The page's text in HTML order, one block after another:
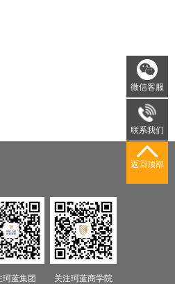
关注珂蓝商学院
珂蓝集团
微信客服
联系我们
返回顶部